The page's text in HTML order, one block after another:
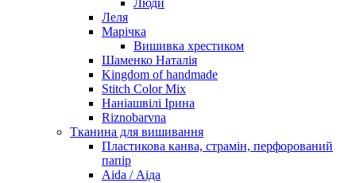
Леля
Марічка
Вишивка хрестиком
Шаменко Наталія
Kingdom of handmade
Stitch Color Mix
Наніашвілі Ірина
Riznobarvna
Тканина для вишивання
Пластикова канва, страмін, перфорований
папір
Aida / Аіда